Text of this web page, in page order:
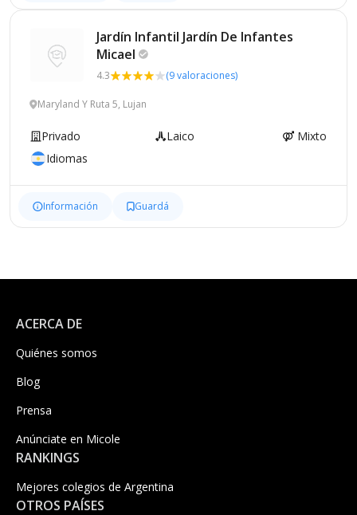
Jardín Infantil Jardín De Infantes
Micael
4.3 (9 valoraciones)
Maryland Y Ruta 5, Lujan
Privado Laico
Mixto
Idiomas
Información Guardá
ACERCA DE
Quiénes somos
Blog
Prensa
Anúnciate en Micole
RANKINGS
Mejores colegios de Argentina
OTROS PAÍSES